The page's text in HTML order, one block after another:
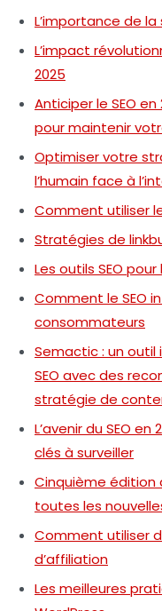
L’importance de
L’impact
2025
Anticiper le SEO
pour maintenir
Optimiser votre
l’humain face à
Comment utiliser
Stratégies de
Les outils SEO
Comment le SEO
consommateurs
Semactic : un
SEO avec des
stratégie de
L’avenir du SEO
clés à surveiller
Cinquième édition
toutes les
Comment utiliser
d’affiliation
Les meilleures